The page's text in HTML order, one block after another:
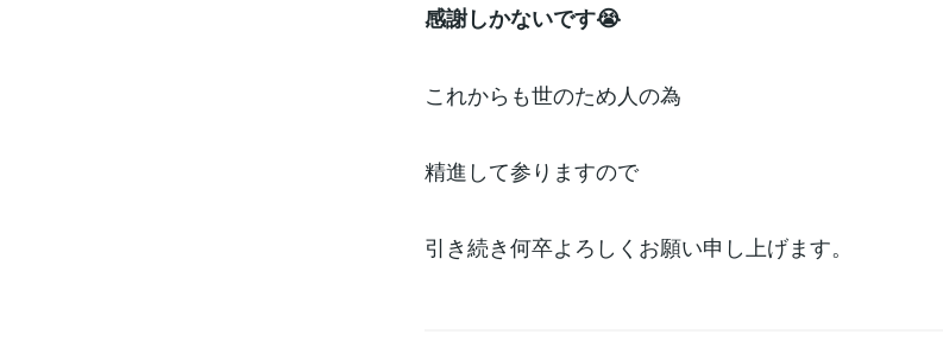
感謝しかないです😭
これからも世のため人の為
精進して参りますので
引き続き何卒よろしくお願い申し上げます。